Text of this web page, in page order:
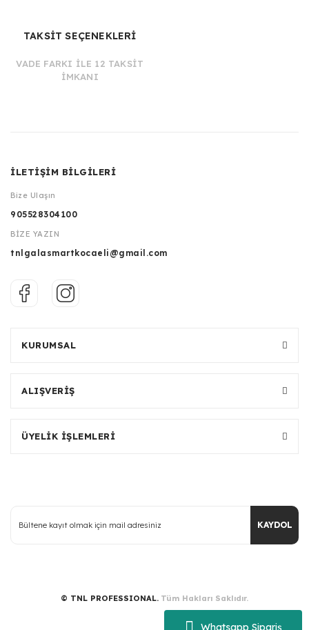
Whatsapp Sipariş
TAKSİT SEÇENEKLERİ
VADE FARKI İLE 12 TAKSİT
İMKANI
İLETİŞİM BİLGİLERİ
Bize Ulaşın
905528304100
BİZE YAZIN
tnlgalasmartkocaeli@gmail.com
KURUMSAL
ALIŞVERİŞ
ÜYELİK İŞLEMLERİ
KAYDOL
© TNL PROFESSIONAL. Tüm Hakları Saklıdır.